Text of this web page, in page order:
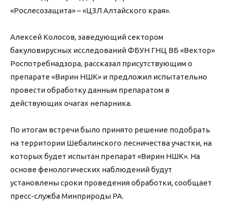
«Рослесозащита» – «ЦЗЛ Алтайского края».
Алексей Колосов, заведующий сектором
бакуловирусных исследований ФБУН ГНЦ ВБ «Вектор»
Роспотребнадзора, рассказал присутствующим о
препарате «Вирин НШК» и предложил испытательно
провести обработку данным препаратом в
действующих очагах непарника.
По итогам встречи было принято решение подобрать
на территории Шебалинского лесничества участки, на
которых будет испытан препарат «Вирин НШК». На
основе фенологических наблюдений будут
установлены сроки проведения обработки, сообщает
пресс-служба Минприроды РА.